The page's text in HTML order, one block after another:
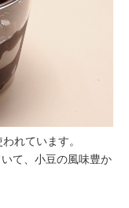
れています。
て、小豆の風味豊か